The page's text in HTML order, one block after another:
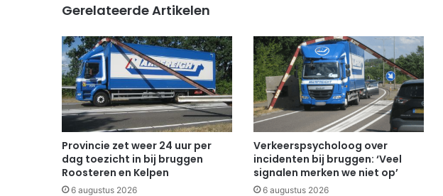
Gerelateerde Artikelen
Provincie zet weer 24 uur per
dag toezicht in bij bruggen
Roosteren en Kelpen
6 augustus 2026
Verkeerspsycholoog over
incidenten bij bruggen: ‘Veel
signalen merken we niet op’
6 augustus 2026